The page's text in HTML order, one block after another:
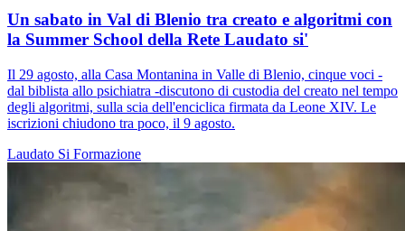
Un sabato in Val di Blenio tra creato e algoritmi con
la Summer School della Rete Laudato si'
Il 29 agosto, alla Casa Montanina in Valle di Blenio, cinque voci -
dal biblista allo psichiatra -discutono di custodia del creato nel tempo
degli algoritmi, sulla scia dell'enciclica firmata da Leone XIV. Le
iscrizioni chiudono tra poco, il 9 agosto.
Laudato Si Formazione